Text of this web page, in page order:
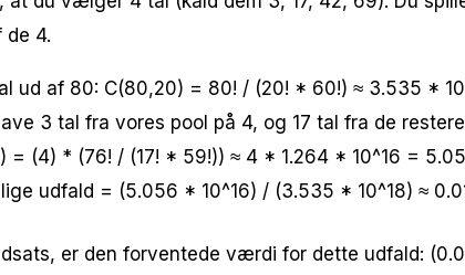
4.
af 80: C(80,20) = 80! / (20! * 60!) ≈ 3.535 *
3 tal fra vores pool på 4, og 17 tal fra de
= (4) * (76! / (17! * 59!)) ≈ 4 * 1.264 * 10^16 =
udfald = (5.056 * 10^16) / (3.535 * 10^18) ≈
er den forventede værdi for dette udfald: